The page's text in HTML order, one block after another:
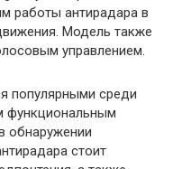
работы антирадара в
Модель также
управлением.
популярными среди
функциональным
обнаружении
стоит